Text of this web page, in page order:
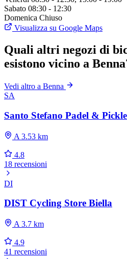
Sabato 08:30 - 12:30
Domenica Chiuso
Visualizza su Google Maps
Quali altri negozi di
esistono vicino a
Vedi altro a Benna
SA
Santo Stefano Padel &
A 3.53 km
4.8
18 recensioni
DI
DIST Cycling Store Biella
A 3.7 km
4.9
41 recensioni